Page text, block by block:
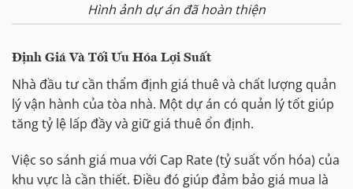
Hình ảnh dự án đã hoàn thiện
Định Giá Và Tối Ưu Hóa Lợi Suất
Nhà đầu tư cần thẩm định giá thuê và chất lượng quản
lý vận hành của tòa nhà. Một dự án có quản lý tốt giúp
tăng tỷ lệ lấp đầy và giữ giá thuê ổn định.
Việc so sánh giá mua với Cap Rate (tỷ suất vốn hóa) của
khu vực là cần thiết. Điều đó giúp đảm bảo giá mua là